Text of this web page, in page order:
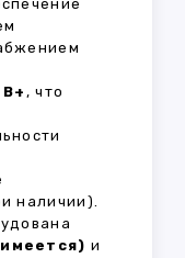
B+ , что
наличии).
и